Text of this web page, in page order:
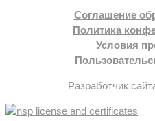
Соглашение
Политика
Условия
Разработчик